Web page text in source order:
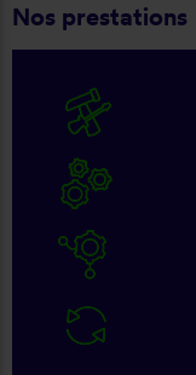
Nos prestations